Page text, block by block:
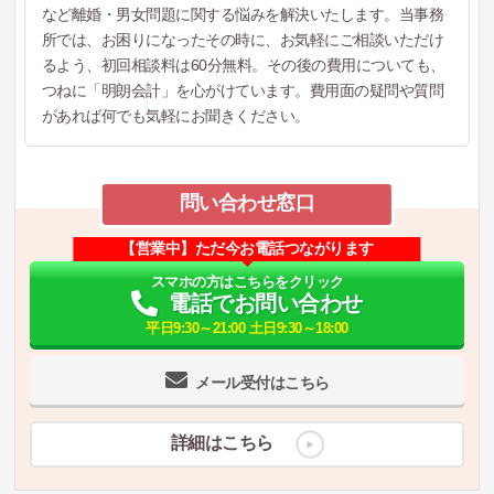
など離婚・男女問題に関する悩みを解決いたします。当事務
所では、お困りになったその時に、お気軽にご相談いただけ
るよう、初回相談料は60分無料。その後の費用についても、
つねに「明朗会計」を心がけています。費用面の疑問や質問
があれば何でも気軽にお聞きください。
問い合わせ窓口
メール受付はこちら
【営業中】ただ今お電話つながります
スマホの方はこちらをクリック
電話でお問い合わせ
平日9:30～21:00 土日9:30～18:00
詳細はこちら